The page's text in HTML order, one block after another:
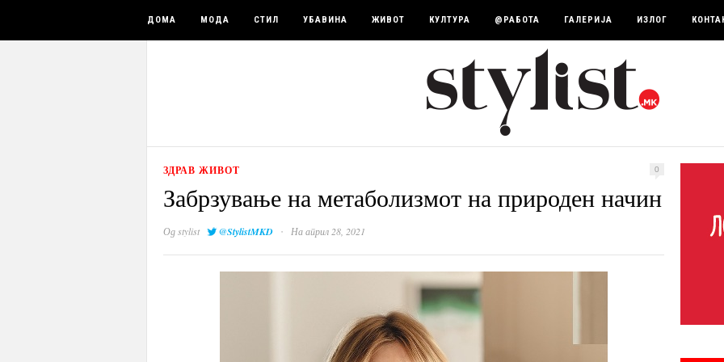
ДОМА МОДА СТИЛ УБАВИНА ЖИВОТ КУЛТУРА @РАБОТА ГАЛЕРИЈА ИЗЛОГ
ЗДРАВ ЖИВОТ 0
Забрзување на метаболизмот на природен начин
Одstylist @StylistMKD · На април 28, 2021